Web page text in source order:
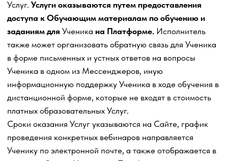
считается начало оказания образовательных Услуг.
4.5.2. Услуги считаются оказанными в полном объеме с
момента предоставления доступа на Платформе к
последнему Модулю из выбранного Тарифа и Пакета
услуг, если иное не предусмотрено настоящим
4.6. Услуги оказываются с использованием
программного обеспечения и сетевых ресурсов. Услуги
могут быть оказаны только после регистрации на
образовательной платформе «Гет курс»
https://getcourse.ru/(Платформе). Регистрация на
Платформе происходит в форме создания личного
кабинета (учетной записи) Ученика с формированием
аутентификационных данных Ученика (логина и
пароля). Все персональные данные Ученика
предоставляются Платформе самим Учеником.
4.7. Стороны пришли к соглашению об отсутствии